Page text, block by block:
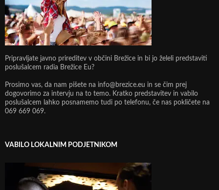
Pripravljate javno prireditev v občini Brežice in bi jo želeli predstaviti
poslušalcem radia Brežice Eu?
Prosimo vas, da nam pišete na info@brezice.eu in se čim prej
dogovorimo za intervju na to temo. Kratko predstavitev in vabilo
poslušalcem lahko posnamemo tudi po telefonu, če nas pokličete na
069 669 069.
VABILO LOKALNIM PODJETNIKOM